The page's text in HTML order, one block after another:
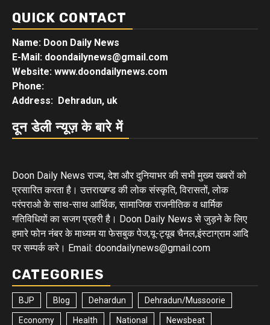
QUICK CONTACT
Name: Doon Daily News
E-Mail: doondailynews@gmail.com
Website: www.doondailynews.com
Phone:
Address: Dehradun, uk
दून डेली न्यूज़ के बारे में
Doon Daily News राज्य, देश और दुनियाभर की सभी मुख्य खबरों को
प्रसारित करता है। उत्तराखण्ड की लोक संस्कृति, विरासतों, लोक
परंपराओ के साथ-साथ आर्थिक, सामाजिक राजनीतिक व धार्मिक
गतिविधियों का सजग प्रहरी है। Doon Daily News से जुड़ने के लिए
हमारे फोन नंबर के माध्यम या फेसबुक पेज,यू-ट्यूब चैनल,इंस्टाग्राम आदि
पर सम्पर्क करे। Email: doondailynews@gmail.com
CATEGORIES
BJP Blog Dehardun Dehradun/Mussoorie
Economy Health National Newsbeat